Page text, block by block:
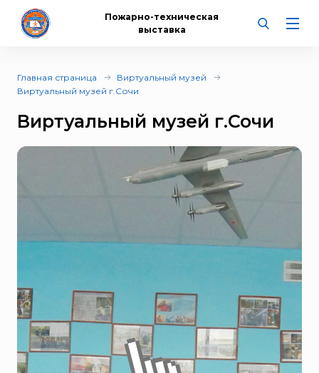
Пожарно-техническая
выставка
Главная страница
Виртуальный музей
Виртуальный музей г.Сочи
Виртуальный музей г.Сочи